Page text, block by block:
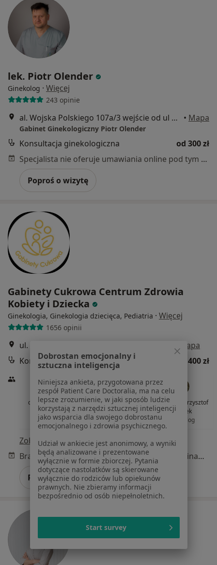
lek. Piotr Olender
Ginekolog · Więcej
243 opinie
al. Wojska Polskiego 107a/3 wejście od ul Wojska Polskiego, Szczecin • Mapa
Gabinet Ginekologiczny Piotr Olender
Konsultacja ginekologiczna
od 300 zł
Specjalista nie oferuje umawiania online pod tym adresem.
Poproś o wizytę
Gabinety Cukrowa Centrum Zdrowia
Kobiety i Dziecka
Ginekologia, Ginekologia dziecięca, Pediatria · Więcej
1656 opinii
ul. E. Kwiatkowskiego 1/27 lok. 6, Szczecin
Mapa
Konsultacja ginekologiczna
od 400 zł
dr n. med. Marek
Bilar
ginekolog
dr n. med. Anna
Moskalonek
ginekolog
dr n. med. Krzysztof
Mędrek
ginekolog
Zobacz wszystkich 5 specjalistów
Brak dostępnych specjalistów z wolnymi terminami w tym centrum medycznym.
Pokaż profil
Dobrostan emocjonalny i
sztuczna inteligencja
Niniejsza ankieta, przygotowana przez
zespół Patient Care Doctoralia, ma na celu
lepsze zrozumienie, w jaki sposób ludzie
korzystają z narzędzi sztucznej inteligencji
jako wsparcia dla swojego dobrostanu
emocjonalnego i zdrowia psychicznego.
Udział w ankiecie jest anonimowy, a wyniki
będą analizowane i prezentowane
wyłącznie w formie zbiorczej. Pytania
dotyczące nastolatków są skierowane
wyłącznie do rodziców lub opiekunów
prawnych. Nie zbieramy informacji
bezpośrednio od osób niepełnoletnich.
Start survey